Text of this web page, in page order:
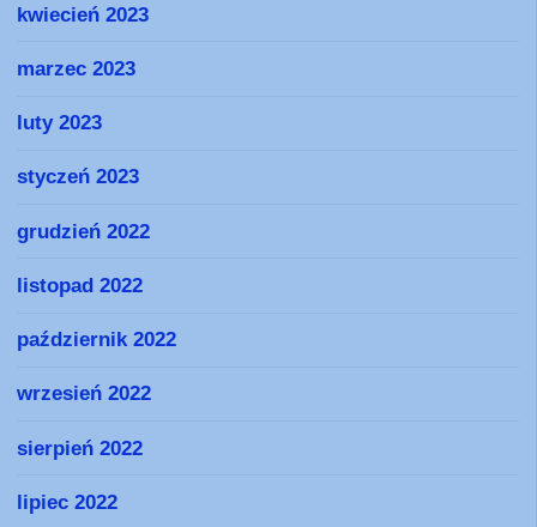
kwiecień 2023
marzec 2023
luty 2023
styczeń 2023
grudzień 2022
listopad 2022
październik 2022
wrzesień 2022
sierpień 2022
lipiec 2022